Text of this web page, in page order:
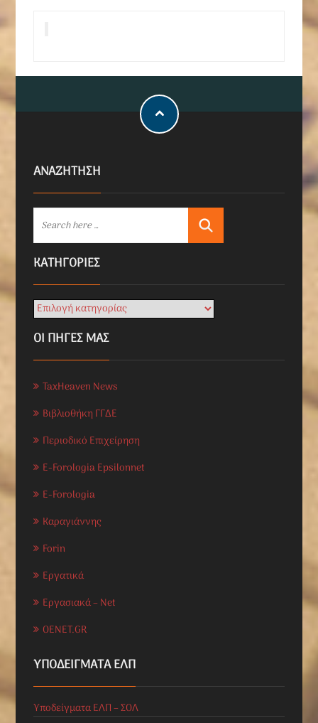
ΑΝΑΖΗΤΗΣΗ
KΑΤΗΓΟΡΊΕΣ
ΟΙ ΠΗΓΕΣ ΜΑΣ
TaxHeaven News
Βιβλιοθήκη ΓΓΔΕ
Περιοδικό Επιχείρηση
E-Forologia Epsilonnet
E-Forologia
Καραγιάννης
Forin
Εργατικά
Εργασιακά – Net
OENET.GR
ΥΠΟΔΕΊΓΜΑΤΑ ΕΛΠ
Υποδείγματα ΕΛΠ – ΣΟΛ